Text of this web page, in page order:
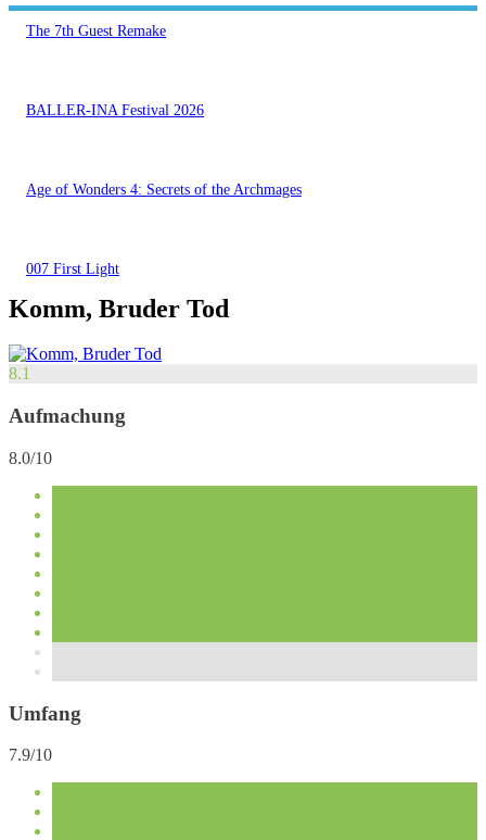
The 7th Guest Remake
BALLER-INA Festival 2026
Age of Wonders 4: Secrets of the Archmages
007 First Light
Komm, Bruder Tod
8.1
Aufmachung
8.0/10
Umfang
7.9/10